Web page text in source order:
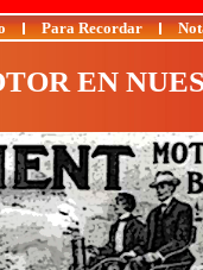
Para Recordar
EN